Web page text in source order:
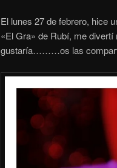
El lunes 27 de febrero, hice
«El Gra» de Rubí, me
gustaría………os las